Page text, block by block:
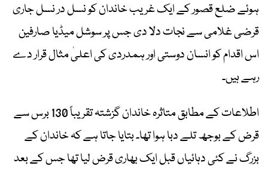
ہوئے ضلع قصور کے ایک غریب خاندان کو نسل در نسل جاری
قرضی غلامی سے نجات دلا دی جس پر سوشل میڈیا صارفین
اس اقدام کو انسان دوستی اور ہمدردی کی اعلیٰ مثال قرار دے
رہے ہیں۔
اطلاعات کے مطابق متاثرہ خاندان گزشتہ تقریباً 130 برس سے
قرض کے بوجھ تلے دبا ہوا تھا۔ بتایا جاتا ہے کہ خاندان کے
بزرگ نے کئی دہائیاں قبل ایک بھاری قرض لیا تھا جس کے بعد